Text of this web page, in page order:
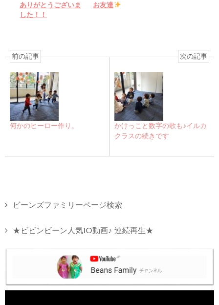
ありがとうございま
した！！
お友達
前の記事
何かのヒーロー作り。
次の記事
かけっこと数字の歌も♪イルカ
クラスの続きです
ビーンズファミリーページ検索
★ビビンビーン人気10動画♪ 連続再生★